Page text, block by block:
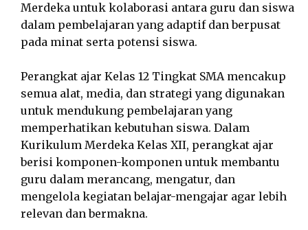
Merdeka untuk kolaborasi antara guru dan siswa
dalam pembelajaran yang adaptif dan berpusat
pada minat serta potensi siswa.
Perangkat ajar Kelas 12 Tingkat SMA mencakup
semua alat, media, dan strategi yang digunakan
untuk mendukung pembelajaran yang
memperhatikan kebutuhan siswa. Dalam
Kurikulum Merdeka Kelas XII, perangkat ajar
berisi komponen-komponen untuk membantu
guru dalam merancang, mengatur, dan
mengelola kegiatan belajar-mengajar agar lebih
relevan dan bermakna.